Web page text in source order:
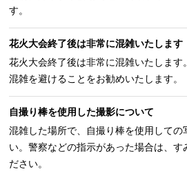
す。
花火大会終了後は非常に混雑いたします
花火大会終了後は非常に混雑いたします
混雑を避けることをお勧めいたします。
自撮り棒を使用した撮影について
混雑した場所で、自撮り棒を使用しての
い。警察などの指示があった場合は、す
ださい。